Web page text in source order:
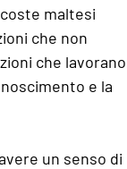
maltesi
che non
che lavorano
e la
un senso di